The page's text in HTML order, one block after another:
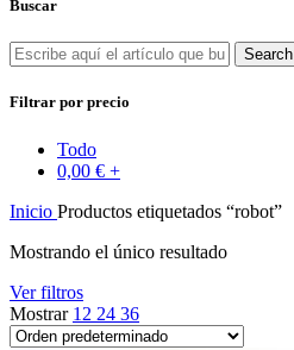
Buscar
Search
Filtrar por precio
Todo
0,00 € +
Inicio Productos etiquetados “robot”
Mostrando el único resultado
Ver filtros
Mostrar 12 24 36